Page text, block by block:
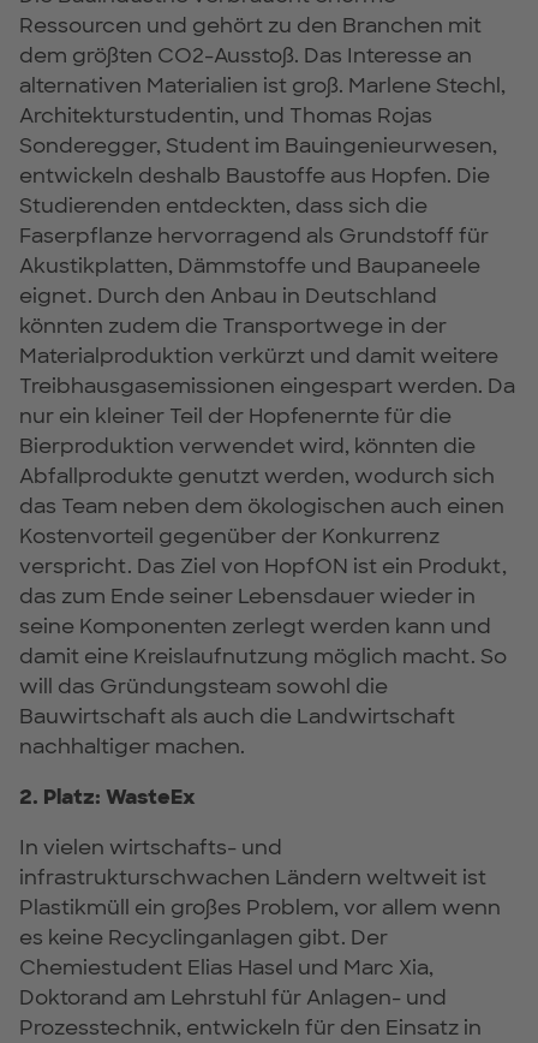
Ressourcen und gehört zu den Branchen mit
dem größten CO2-Ausstoß. Das Interesse an
alternativen Materialien ist groß. Marlene Stechl,
Architekturstudentin, und Thomas Rojas
Sonderegger, Student im Bauingenieurwesen,
entwickeln deshalb Baustoffe aus Hopfen. Die
Studierenden entdeckten, dass sich die
Faserpflanze hervorragend als Grundstoff für
Akustikplatten, Dämmstoffe und Baupaneele
eignet. Durch den Anbau in Deutschland
könnten zudem die Transportwege in der
Materialproduktion verkürzt und damit weitere
Treibhausgasemissionen eingespart werden. Da
nur ein kleiner Teil der Hopfenernte für die
Bierproduktion verwendet wird, könnten die
Abfallprodukte genutzt werden, wodurch sich
das Team neben dem ökologischen auch einen
Kostenvorteil gegenüber der Konkurrenz
verspricht. Das Ziel von HopfON ist ein Produkt,
das zum Ende seiner Lebensdauer wieder in
seine Komponenten zerlegt werden kann und
damit eine Kreislaufnutzung möglich macht. So
will das Gründungsteam sowohl die
Bauwirtschaft als auch die Landwirtschaft
nachhaltiger machen.
2. Platz: WasteEx
In vielen wirtschafts- und
infrastrukturschwachen Ländern weltweit ist
Plastikmüll ein großes Problem, vor allem wenn
es keine Recyclinganlagen gibt. Der
Chemiestudent Elias Hasel und Marc Xia,
Doktorand am Lehrstuhl für Anlagen- und
Prozesstechnik, entwickeln für den Einsatz in